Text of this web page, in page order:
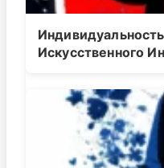
Искусственного